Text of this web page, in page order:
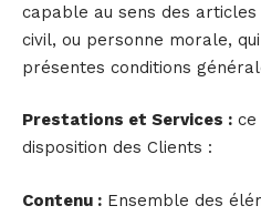
capable au sens des articles
civil, ou personne morale,
présentes conditions
Prestations et Services : ce
disposition des Clients :
Contenu : Ensemble des